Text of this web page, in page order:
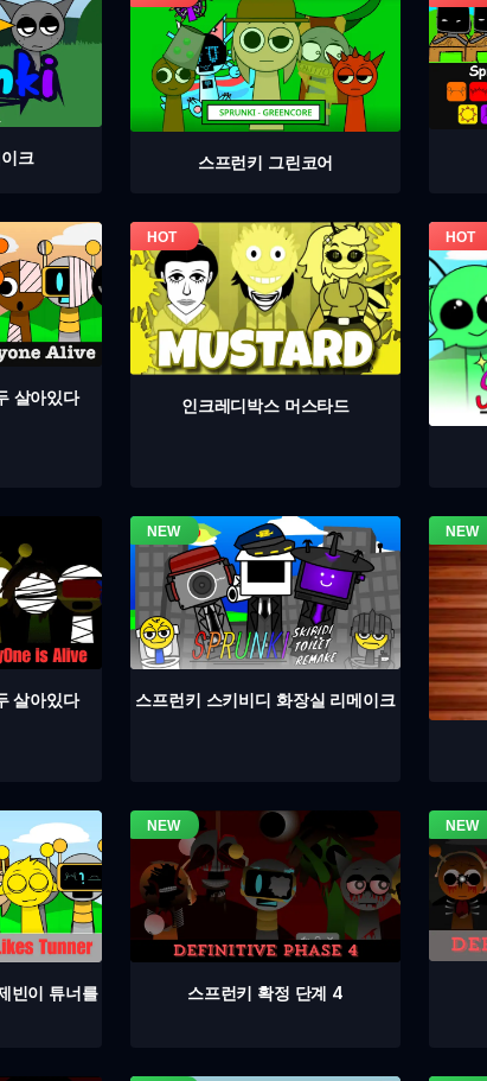
크 스프런키 그린코어
살아있다 인크레디박스 머스타드
살아있다 스프런키 스키비디 화장실 리메이크
빈이 튜너를
스프런키 확정 단계 4